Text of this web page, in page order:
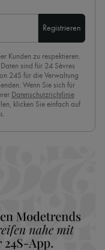
Registrieren
Kunden zu respektieren.
sind für 24 Sèvres
24S für die Verwaltung
Wenn Sie sich für
Datenschutzrichtlinie
klicken Sie einfach auf